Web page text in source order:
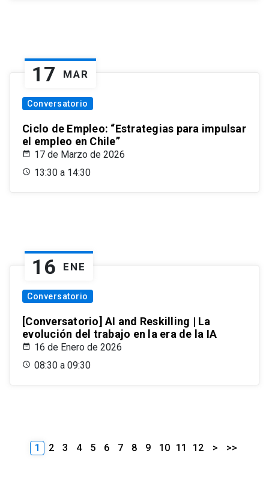
17 MAR
Conversatorio
Ciclo de Empleo: “Estrategias para impulsar
el empleo en Chile”
17 de Marzo de 2026
13:30 a 14:30
16 ENE
Conversatorio
[Conversatorio] AI and Reskilling | La
evolución del trabajo en la era de la IA
16 de Enero de 2026
08:30 a 09:30
1 2 3 4 5 6 7 8 9 10 11 12 > >>